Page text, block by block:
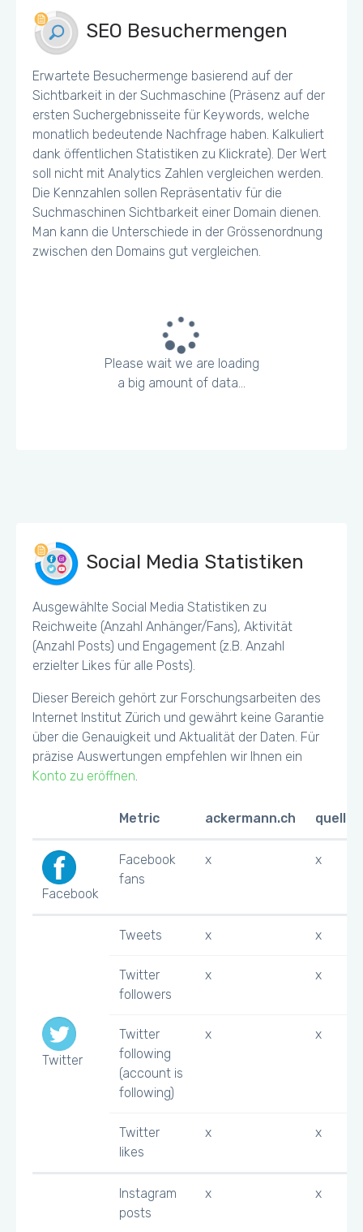
SEO Besuchermengen
Erwartete Besuchermenge basierend auf der
Sichtbarkeit in der Suchmaschine (Präsenz auf der
ersten Suchergebnisseite für Keywords, welche
monatlich bedeutende Nachfrage haben. Kalkuliert
dank öffentlichen Statistiken zu Klickrate). Der Wert
soll nicht mit Analytics Zahlen vergleichen werden.
Die Kennzahlen sollen Repräsentativ für die
Suchmaschinen Sichtbarkeit einer Domain dienen.
Man kann die Unterschiede in der Grössenordnung
zwischen den Domains gut vergleichen.
Please wait we are loading
a big amount of data...
Social Media Statistiken
Ausgewählte Social Media Statistiken zu
Reichweite (Anzahl Anhänger/Fans), Aktivität
(Anzahl Posts) und Engagement (z.B. Anzahl
erzielter Likes für alle Posts).
Dieser Bereich gehört zur Forschungsarbeiten des
Internet Institut Zürich und gewährt keine Garantie
über die Genauigkeit und Aktualität der Daten. Für
präzise Auswertungen empfehlen wir Ihnen ein
Konto zu eröffnen.
Metric ackermann.ch
Facebook
Facebook
fans
x x
Twitter
Tweets x x
Twitter
followers
x x
Twitter
following
(account is
following)
x x
Twitter
likes
x x
Instagram
posts
x x